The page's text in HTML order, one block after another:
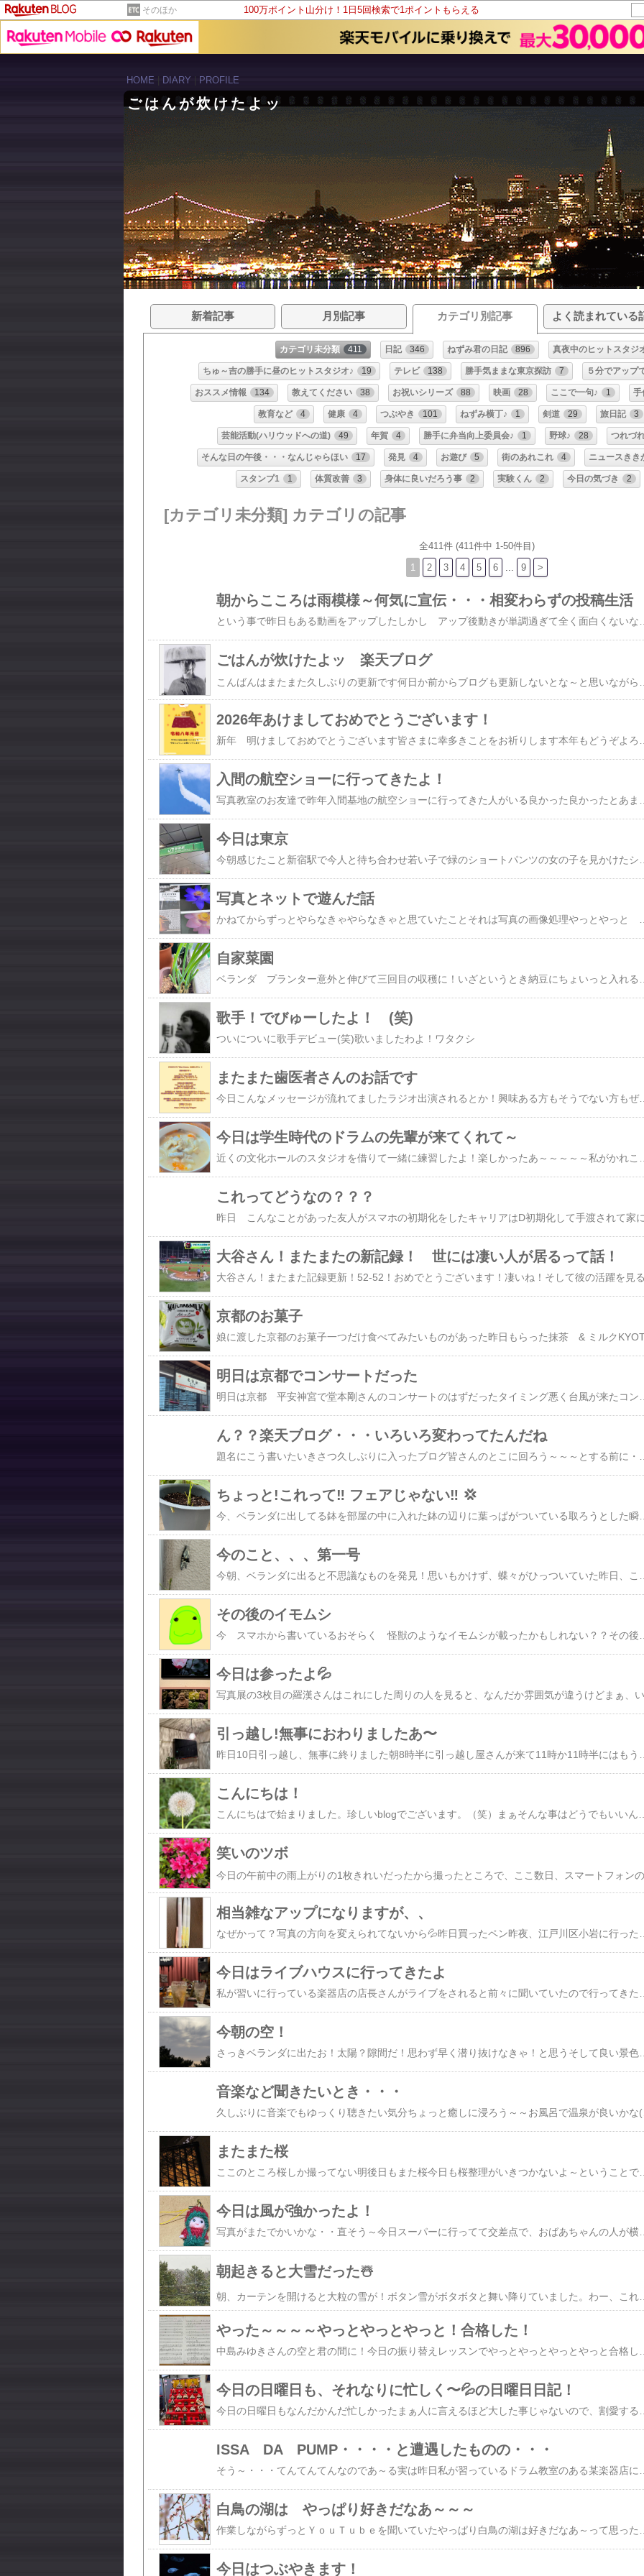
そのほか 100万ポイント山分け！1日5回検索で1ポイントもらえる
HOME
DIARY PROFILE
ごはんが炊けたよッ
新着記事 月別記事 カテゴリ別記事 よく読まれている
カテゴリ未分類 411 日記 346 ねずみ君の日記 896 真夜中のヒットスタジ
ちゅ～吉の勝手に昼のヒットスタジオ♪ 19 テレビ 138 勝手気ままな東京探訪 7 ５分でアップ
おススメ情報 134 教えてください 38 お祝いシリーズ 88 映画 28 ここで一句♪ 1 手
教育など 4 健康 4 つぶやき 101 ねずみ横丁♪ 1 剣道 29 旅日記 3
芸能活動(ハリウッドへの道) 49 年賀 4 勝手に弁当向上委員会♪ 1 野球♪ 28 つれづ
そんな日の午後・・・なんじゃらほい 17 発見 4 お遊び 5 街のあれこれ 4 ニュースきき
スタンプ1 1 体質改善 3 身体に良いだろう事 2 実験くん 2 今日の気づき 2
[カテゴリ未分類] カテゴリの記事
全411件 (411件中 1-50件目)
1 2 3 4 5 6 9 >
朝からこころは雨模様～何気に宣伝・・・相変わらずの投稿生活
ごはんが炊けたよッ 楽天ブログ
2026年あけましておめでとうございます！
入間の航空ショーに行ってきたよ！
今日は東京
写真とネットで遊んだ話
自家菜園
歌手！でびゅーしたよ！ (笑)
またまた歯医者さんのお話です
​今日こんなメッセージが流れてましたラジオ出演されるとか！興味ある方もそうでない方もぜひ聞いてみてね(^^)/https://lstep.app/xhQyjuJ​
今日は学生時代のドラムの先輩が来てくれて～
これってどうなの？？？
大谷さん！またまたの新記録！ 世には凄い人が居るって話！
京都のお菓子
明日は京都でコンサートだった
ん？？楽天ブログ・・・いろいろ変わってたんだね
ちょっと!これって‼️ フェアじゃない‼️ 💢
今、ベランダに出してる鉢を部屋の中に入れた鉢の辺りに葉っぱがついている取ろうとした瞬間何か変と思った！外に出して写真を撮るそれがこれ！ダメだよね〜💦これって‼️ちゃんと見えるところにひっついてよ〜💦上から見たら、こんななのよ！ きっと写真でかいなぁ〜（小さくしとこ）ねー！！！ただの葉っぱでしょ‼️よかった。つままなくて💦 想像するだけで 泣きそー! 😭💦ぎゃー!😱😱😱💦💦💦だったよ！この前なんかベランダに置いてる土の袋を寄せようとしたらでっかい、でっかい黒光りのゴキブリが出てきたし💦ぎゃー! 😱😱😱ここ3階なんだけどー！ー！ー！壁這ってくるんだね💦もう何年も見てなかったのに！死にそう〜あの日以来、窓を開けて寝られない💦追伸蝶々の他にペットが増えた！笑めだか2種類飼い始めた！東京に居た時、職場にメダカがいっぱいいてそれもらっていっぱい飼ってたんだけど猫に襲われて飼うのをやめたしかし、ここは多分猫が来ないあーだめだメダカ沼にハマっちゃいけない💦追記飼っているメダカの紹介楊貴妃 3匹 （メス2 オス1）ミユキ スーパー光 だったかな？（メス2 オス4）＠200位メス2とオス１だったんだけど～一匹のメスが大きすぎて～ほかの仲間を頭突く(笑)ように見えていて～いたたまれなくなって～追加しに行ったら～あと三匹しかいなくて～全部オスだったという～多いほうが気持ちが分散されていいんではないか～という見解から～スーパーミユキはちょ～が付くほど高価だったけども～＠400位白めだかもいたんだけど～スーパー光の方が銀色で奇麗だったんですよ～昼から追加に買いに行ったら～白めだか全部お嫁に行っちゃってたこういうのって本当の純血ではないと思う そもそもが掛け合わせやら突然変異・・・発色の良いものをより分けて名前を変えて～という形と思うけど～出来ればこのまま別のバケツで(笑)…家で育てたい。生まれた子供は別のお店のよその国の同種と住まわせよう～（お店の人からの話）メダカの世界も兄弟ばかりではよくないらしい～
今のこと、、、第一号
その後のイモムシ
今日は参ったよ💦
引っ越し!無事におわりましたあ〜
こんにちは！
笑いのツボ
相当雑なアップになりますが、、
今日はライブハウスに行ってきたよ
今朝の空！
さっきベランダに出たお！太陽？隙間だ！思わず早く潜り抜けなきゃ！と思うそして良い景色だと思うと同時にスマホを取りに部屋に駆け込むそして写メって拡大やはり隙間だ！と新鮮な空気を吸い広く周りを見渡すと晴れ間が多くなっていたわお！世界は開けるし〜そして遠くを見渡そう！そう思った朝でした！と突然の勝手な告知（笑）急に引越しが決まり今のとこから歩いて5分のところ少し広いところに越すことになったまだ審査は降りてないけど大丈夫と思う引っ越しは5月の連休明けしばらくもっとバタバタする今度はチャチャっと片付くかなこの空のように晴れ間をたくさん見ていきたいもんだ！ふむ！すごいことを言う！天才か？私！バシッ💢叩いときました💦
音楽など聞きたいとき・・・
久しぶりに音楽でもゆっくり聴きたい気分ちょっと癒しに浸ろう～～お風呂で温泉が良いかな(笑)暫く聞いていたら～もやって
またまた桜
ここのところ桜しか撮ってない明後日もまた桜今日も桜整理がいきつかないよ～ということで苦手な文章は省いて！っと～～～～(笑)写真と単語で～せめてもの変化タンゴで～～～‥‥意味不明💦あった！まあまあ～脱線はよしこさん！写真写真っと！土曜日は池袋！ドラムの先生がベトナムフェスティバルに出るってネットで知って！あ…そちらも載せとこう～それと桜いつ撮ったか忘れちゃったけど最近だ！(笑)簡単だなあ～進行が💦あ！今日の一枚、も載せとこう～～～！っと撮れば撮るほど迷子になる写真(;^_^A花曇り～とか花冷え～とか 何々辞典書こうとしたけどタンゴだけ書いたのでもう寝ます(笑)こんなので良いのか～？わたすい💦私💦新年度始まりましたね～！今年度も頑張りましょう！ふむふむ ドラムの先生
今日は風が強かったよ！
写真がまたでかいかな・・直そう～今日スーパーに行ってて交差点で、おばあちゃんの人が横断歩道が青なのに渡らないで立ってた私は自転車を押しながら、まだ間に合いますよと声をかけたら私は次の青で行くわと、そのおばあちゃんそんな会話をしていると、いつの間にか青信号も点滅に私は自転車をそそそそとバックさせそのおばあちゃんと仲良しこよしで、次の信号の青信号待ちそして青になり、無事にスーパーの入り口へそこでおばあちゃんがモロゾフのカンカンを出してきてあなたにもこれをあげるわと言って私にくれたのがこの人形さんキューピーちゃん！さぁ4〜5センチかなぁ〜ちっちゃいお人形なのに、本当に上手に毛糸でお洋服を作って着せておられるほんとにすごいなと思う作品だ。お人形さん12個が1セットで売ってるんだってでも、原材料の値上がりで1セットしかなかったらしいそのおばあちゃんは全部買っちゃったと笑ってたそしてお洋服も何色も何色も作られ着せておられた水色と迷ったけど、この赤いものにした赤いものも緑が多いのと少ないのといろいろあったでもなんか緑可愛くて、これにしちゃったな！しかし、ほんとに芸術的な作品！スマホにつけてたけど、汚れるのも嫌だしなぁ。どっか大事なところにつけとこ！ちょっと可愛かったのでご紹介！明日から久しぶりに里に帰ってきます。お墓参りもしばらく行ってないしね桜の開花もそろそろだし何十年ぶりかにお城で友達とお花見でもするかな（笑）
朝起きると大雪だった☃️
朝、カーテンを開けると大粒の雪が！ボタン雪がボタボタと舞い降りていました。わー、これは積もるかなぁと期待したのもつかの間9時にはぴたっと止み、、、予定していた確定申告に突っ走っていきました。40分かけて自転車で行き順番とって 違う場所に移動し、用事を済ませ昼過ぎにまた税務署に舞い戻り手続きを済ませてきました！帰り着いた6時にはもうヘトヘトしかしやっと終わって一安心。毎年申告してる人は慣れてるだろうけど、不慣れな人間にはなかなか大変でした。今年はお正月からなんだかとっても忙しく勝手に忙しくしてるのは自分なんですが、次から次と山に登っている状態で今年からまた1つ自分磨きにつながればと始めたことも大きく出遅れアップアップアップアップの毎日です。しかし！今日で1つのことが終わりました。また明日から登りです。ちょっとずつちょっとずつ2センチほど高くなっているだけの山でしょうけど、また山登りです。今日は久しぶりにテレビを見ました。夜のテレビは久しぶりタモリさんのミュージックステーションGACKTさんが出ていました。GACKTさんに10個の質問というのがあって、カラオケの十八番は何かとかなんだっけなぁ。自分がハイになるときの音楽は何かとか面白い質問がたくさんあってすっと笑える回答がたくさんありました。その中で安全地帯の曲がかかりました。ドラムの次の曲はクイーンと前回書きましたが、クイーンの後は、安全地帯でもいいかなぁなどと思ったことでした。さて、何ヶ月先になるでしょうね。想像してるだけで1人で大笑いしてしまいました。みんなの期待を裏切って、2ヶ月先に新曲なんて天地がひっくり返ることでしょう。（笑）今日写真教室で桜とメジロを撮りました。撮っただけで、うまく撮れてるかどうかは別問題です。爆笑🤣そんなこんなの山登りの今年まあ、ボチボチボチボチ、ボチボチです！頑張るのみです！言うだけでも違う！頑張るのです！言うだけにならないように頑張るのです！笑
やった～～～～やっとやっとやっと！合格した！
今日の日曜日も、それなりに忙しく〜💦の日曜日日記！
ISSA DA PUMP・・・・と遭遇したものの・・・
白鳥の湖は やっぱり好きだなあ～～～
今日はつぶやきます！